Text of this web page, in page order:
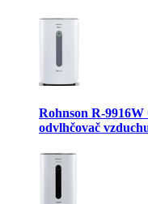
Rohnson R-
odvlhčovač